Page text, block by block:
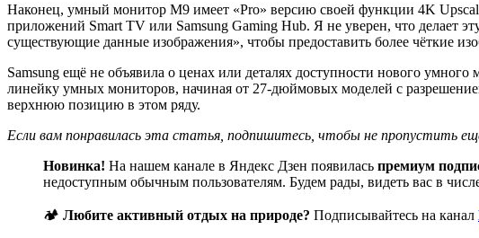
Наконец, умный монитор M9 имеет «Pro» версию своей функции 4K
приложений Smart TV или Samsung Gaming Hub. Я не уверен, что делает
существующие данные изображения», чтобы предоставить более чёткие
Samsung ещё не объявила о ценах или деталях доступности нового
линейку умных мониторов, начиная от 27-дюймовых моделей с
верхнюю позицию в этом ряду.
Если вам понравилась эта статья, подпишитесь, чтобы не пропустить
Новинка! На нашем канале в Яндекс Дзен появилась премиум
недоступным обычным пользователям. Будем рады, видеть вас в
🏕️ Любите активный отдых на природе? Подписывайтесь на канал